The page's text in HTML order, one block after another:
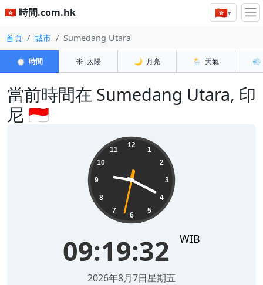
🇭🇰 時間.com.hk 🇭🇰▾
首頁 城市 Sumedang Utara
⏱️ 時間 ☀️ 太陽 🌙 月亮 🌦️ 天氣 💨
當前時間在 Sumedang Utara, 印
尼 🇮🇩
12
1
2
3
4
5
6
7
8
9
10
11
09:19:32 WIB
2026年8月7日星期五